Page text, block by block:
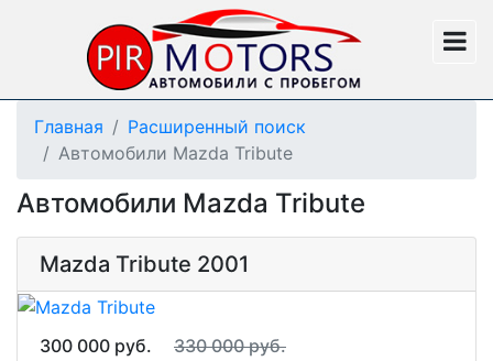
Главная
Расширенный поиск
Автомобили Mazda Tribute
Автомобили Mazda Tribute
Mazda Tribute 2001
300 000 руб. 330 000 руб.